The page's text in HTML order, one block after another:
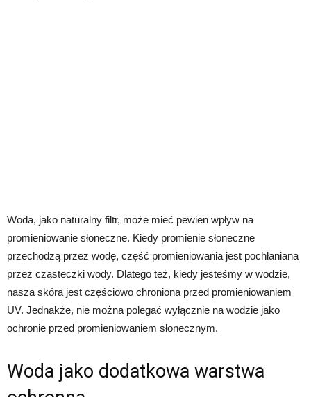
Woda, jako naturalny filtr, może mieć pewien wpływ na
promieniowanie słoneczne. Kiedy promienie słoneczne
przechodzą przez wodę, część promieniowania jest pochłaniana
przez cząsteczki wody. Dlatego też, kiedy jesteśmy w wodzie,
nasza skóra jest częściowo chroniona przed promieniowaniem
UV. Jednakże, nie można polegać wyłącznie na wodzie jako
ochronie przed promieniowaniem słonecznym.
Woda jako dodatkowa warstwa